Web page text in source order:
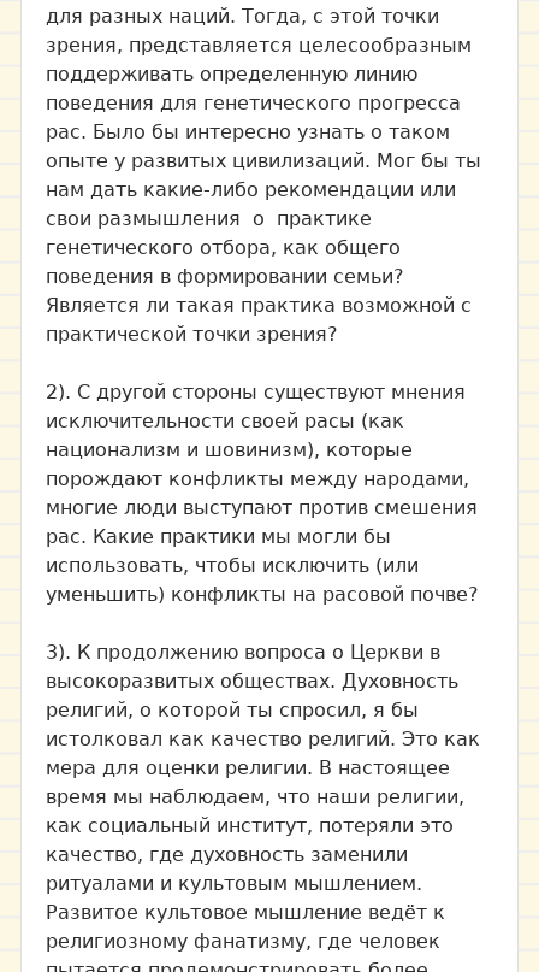
для разных наций. Тогда, с этой точки
зрения, представляется целесообразным
поддерживать определенную линию
поведения для генетического прогресса
рас. Было бы интересно узнать о таком
опыте у развитых цивилизаций. Мог бы ты
нам дать какие-либо рекомендации или
свои размышления о практике
генетического отбора, как общего
поведения в формировании семьи?
Является ли такая практика возможной с
практической точки зрения?
2). С другой стороны существуют мнения
исключительности своей расы (как
национализм и шовинизм), которые
порождают конфликты между народами,
многие люди выступают против смешения
рас. Какие практики мы могли бы
использовать, чтобы исключить (или
уменьшить) конфликты на расовой почве?
3). К продолжению вопроса о Церкви в
высокоразвитых обществах. Духовность
религий, о которой ты спросил, я бы
истолковал как качество религий. Это как
мера для оценки религии. В настоящее
время мы наблюдаем, что наши религии,
как социальный институт, потеряли это
качество, где духовность заменили
ритуалами и культовым мышлением.
Развитое культовое мышление ведёт к
религиозному фанатизму, где человек